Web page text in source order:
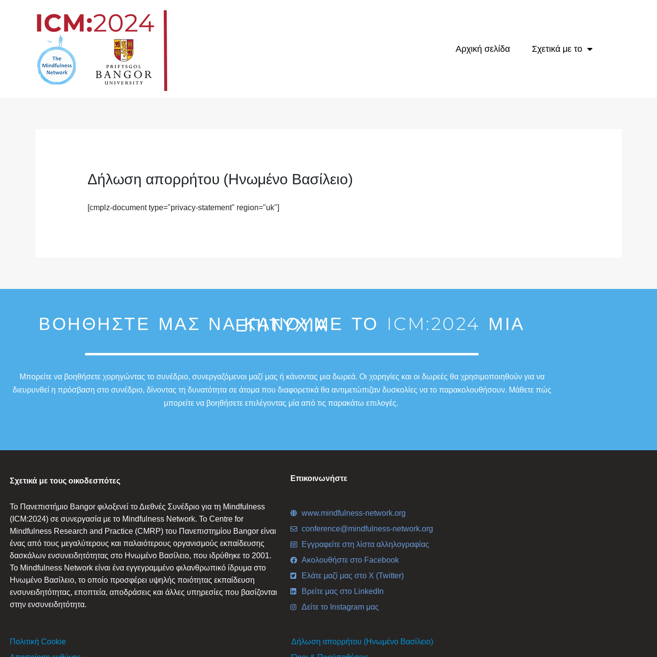
Αρχική σελίδα Σχετικά με το
Δήλωση απορρήτου (Ηνωμένο Βασίλειο)
[cmplz-document type="privacy-statement" region="uk"]
ΒΟΗΘΉΣΤΕ ΜΑΣ ΝΑ ΚΆΝΟΥΜΕ ΤΟ ICM:2024 ΜΙΑ
ΕΠΙΤΥΧΊΑ
Μπορείτε να βοηθήσετε χορηγώντας το συνέδριο, συνεργαζόμενοι μαζί μας ή κάνοντας μια δωρεά. Οι χορηγίες και οι δωρεές θα χρησιμοποιηθούν για να
διευρυνθεί η πρόσβαση στο συνέδριο, δίνοντας τη δυνατότητα σε άτομα που διαφορετικά θα αντιμετώπιζαν δυσκολίες να το παρακολουθήσουν. Μάθετε πώς
μπορείτε να βοηθήσετε επιλέγοντας μία από τις παρακάτω επιλογές.
Σχετικά με τους οικοδεσπότες
Το Πανεπιστήμιο Bangor φιλοξενεί το Διεθνές Συνέδριο για τη Mindfulness
(ICM:2024) σε συνεργασία με το Mindfulness Network. Το Centre for
Mindfulness Research and Practice (CMRP) του Πανεπιστημίου Bangor είναι
ένας από τους μεγαλύτερους και παλαιότερους οργανισμούς εκπαίδευσης
δασκάλων ενσυνειδητότητας στο Ηνωμένο Βασίλειο, που ιδρύθηκε το 2001.
Το Mindfulness Network είναι ένα εγγεγραμμένο φιλανθρωπικό ίδρυμα στο
Ηνωμένο Βασίλειο, το οποίο προσφέρει υψηλής ποιότητας εκπαίδευση
ενσυνειδητότητας, εποπτεία, αποδράσεις και άλλες υπηρεσίες που βασίζονται
στην ενσυνειδητότητα.
Επικοινωνήστε
www.mindfulness-network.org
conference@mindfulness-network.org
Εγγραφείτε στη λίστα αλληλογραφίας
Ακολουθήστε στο Facebook
Ελάτε μαζί μας στο X (Twitter)
Βρείτε μας στο LinkedIn
Δείτε το Instagram μας
Πολιτική Cookie
Δήλωση απορρήτου (Ηνωμένο Βασίλειο)